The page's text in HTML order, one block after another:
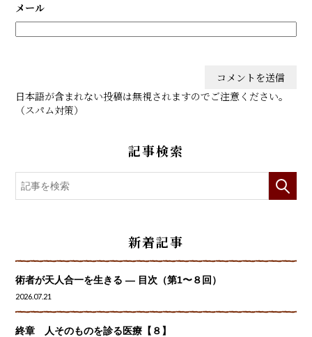
メール
日本語が含まれない投稿は無視されますのでご注意ください。
（スパム対策）
記事検索
新着記事
術者が天人合一を生きる — 目次（第1〜８回）
2026.07.21
終章 人そのものを診る医療【８】